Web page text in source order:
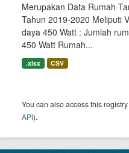
Merupakan Data Rumah
Tahun 2019-2020 Meliputi
daya 450 Watt : Jumlah
450 Watt Rumah...
.xlsx CSV
You can also access this
API).